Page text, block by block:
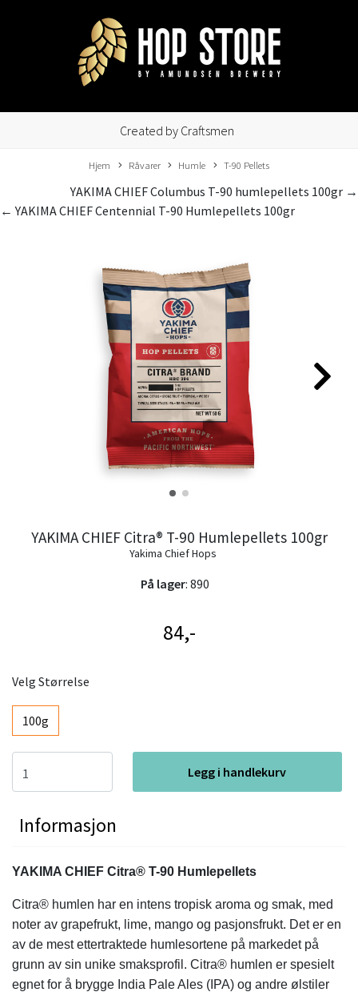
Created by Craftsmen
Hjem Råvarer Humle T-90 Pellets
YAKIMA CHIEF Columbus T-90 humlepellets 100gr →
← YAKIMA CHIEF Centennial T-90 Humlepellets 100gr
YAKIMA CHIEF Citra® T-90 Humlepellets 100gr
Yakima Chief Hops
På lager: 890
84,-
Velg Størrelse
100g
Legg i handlekurv
Informasjon
YAKIMA CHIEF Citra® T-90 Humlepellets
Citra® humlen har en intens tropisk aroma og smak, med
noter av grapefrukt, lime, mango og pasjonsfrukt. Det er en
av de mest ettertraktede humlesortene på markedet på
grunn av sin unike smaksprofil. Citra® humlen er spesielt
egnet for å brygge India Pale Ales (IPA) og andre ølstiler